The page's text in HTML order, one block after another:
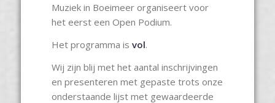
Muziek in Boeimeer organiseert voor
het eerst een Open Podium.
Het programma is vol.
Wij zijn blij met het aantal inschrijvingen
en presenteren met gepaste trots onze
onderstaande lijst met gewaardeerde